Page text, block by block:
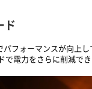
ド
フォーマンスが向上し
で電力をさらに削減でき